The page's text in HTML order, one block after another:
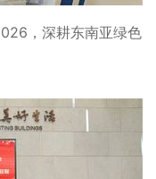
，深耕东南亚绿色